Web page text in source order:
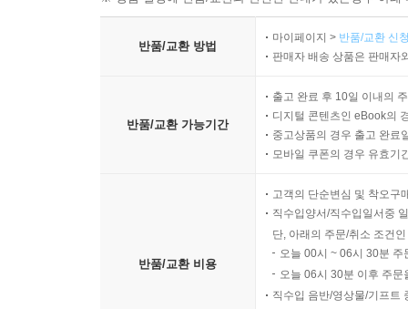
반품/교환 방법
마이페이지 > 반품/교환 신
판매자 배송 상품은 판매자
반품/교환 가능기간
출고 완료 후 10일 이내의
디지털 콘텐츠인 eBook의
중고상품의 경우 출고 완료
모바일 쿠폰의 경우 유효기
반품/교환 비용
고객의 단순변심 및 착오구
직수입양서/직수입일서중
단, 아래의 주문/취소 조건
오늘 00시 ~ 06시 30분
오늘 06시 30분 이후 주
직수입 음반/영상물/기프트